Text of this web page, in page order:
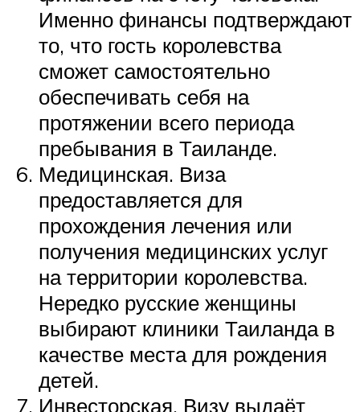
Именно финансы подтверждают
то, что гость королевства
сможет самостоятельно
обеспечивать себя на
протяжении всего периода
пребывания в Таиланде.
Медицинская. Виза
предоставляется для
прохождения лечения или
получения медицинских услуг
на территории королевства.
Нередко русские женщины
выбирают клиники Таиланда в
качестве места для рождения
детей.
Инвесторская. Визу выдаёт